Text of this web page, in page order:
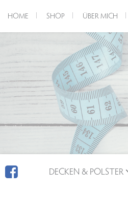
HOME SHOP ÜBER MICH
DECKEN & POLSTER